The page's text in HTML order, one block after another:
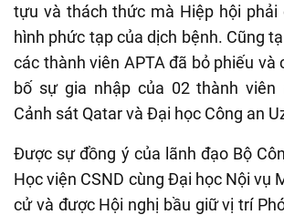
tựu và thách thức mà Hiệp hội phải
hình phức tạp của dịch bệnh. Cũng
các thành viên APTA đã bỏ phiếu và
bố sự gia nhập của 02 thành
Cảnh sát Qatar và Đại học Công an
Được sự đồng ý của lãnh đạo Bộ
Học viện CSND cùng Đại học Nội vụ
cử và được Hội nghị bầu giữ vị trí